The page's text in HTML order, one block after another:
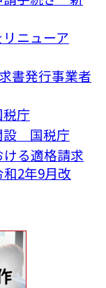
ニューア
書発行事業者
庁
設 国税庁
る適格請求
2年9月改